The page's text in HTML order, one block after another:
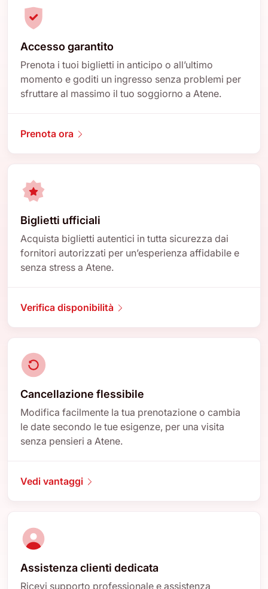
Accesso garantito
Prenota i tuoi biglietti in anticipo o all’ultimo
momento e goditi un ingresso senza problemi per
sfruttare al massimo il tuo soggiorno a Atene.
Prenota ora
Biglietti ufficiali
Acquista biglietti autentici in tutta sicurezza dai
fornitori autorizzati per un’esperienza affidabile e
senza stress a Atene.
Verifica disponibilità
Cancellazione flessibile
Modifica facilmente la tua prenotazione o cambia
le date secondo le tue esigenze, per una visita
senza pensieri a Atene.
Vedi vantaggi
Assistenza clienti dedicata
Ricevi supporto professionale e assistenza